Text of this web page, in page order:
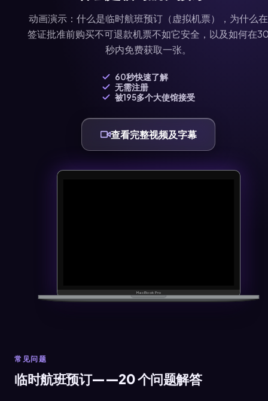
动画演示：什么是临时航班预订（虚拟机票），为什么在
签证批准前购买不可退款机票不如它安全，以及如何在
秒内免费获取一张。
60秒快速了解
无需注册
被195多个大使馆接受
查看完整视频及字幕
常见问题
临时航班预订——20 个问题解答